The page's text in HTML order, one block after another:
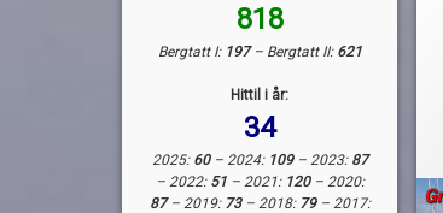
818
Bergtatt I: 197– Bergtatt II: 621
Hittil i år:
34
2025: 60– 2024: 109– 2023: 87
– 2022: 51– 2021: 120– 2020:
87– 2019: 73– 2018: 79– 2017: